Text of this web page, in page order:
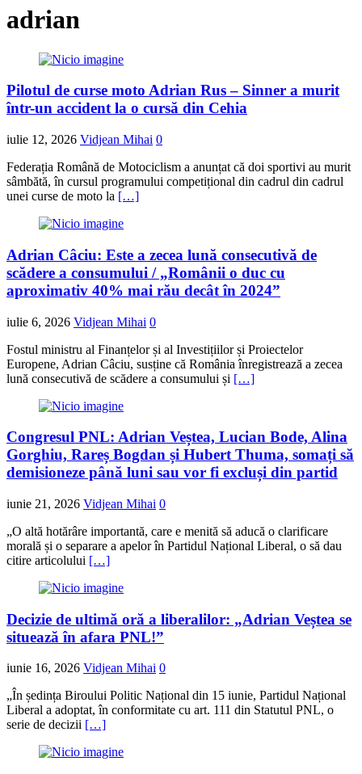
adrian
Pilotul de curse moto Adrian Rus – Sinner a murit
într-un accident la o cursă din Cehia
iulie 12, 2026 Vidjean Mihai 0
Federația Română de Motociclism a anunțat că doi sportivi au murit
sâmbătă, în cursul programului competițional din cadrul din cadrul
unei curse de moto la […]
Adrian Câciu: Este a zecea lună consecutivă de
scădere a consumului / „Românii o duc cu
aproximativ 40% mai rău decât în 2024”
iulie 6, 2026 Vidjean Mihai 0
Fostul ministru al Finanțelor și al Investițiilor și Proiectelor
Europene, Adrian Câciu, susține că România înregistrează a zecea
lună consecutivă de scădere a consumului și […]
Congresul PNL: Adrian Veștea, Lucian Bode, Alina
Gorghiu, Rareș Bogdan și Hubert Thuma, somați să
demisioneze până luni sau vor fi excluși din partid
iunie 21, 2026 Vidjean Mihai 0
„O altă hotărâre importantă, care e menită să aducă o clarificare
morală și o separare a apelor în Partidul Național Liberal, o să dau
citire articolului […]
Decizie de ultimă oră a liberalilor: „Adrian Veștea se
situează în afara PNL!”
iunie 16, 2026 Vidjean Mihai 0
„În ședința Biroului Politic Național din 15 iunie, Partidul Național
Liberal a adoptat, în conformitate cu art. 111 din Statutul PNL, o
serie de decizii […]